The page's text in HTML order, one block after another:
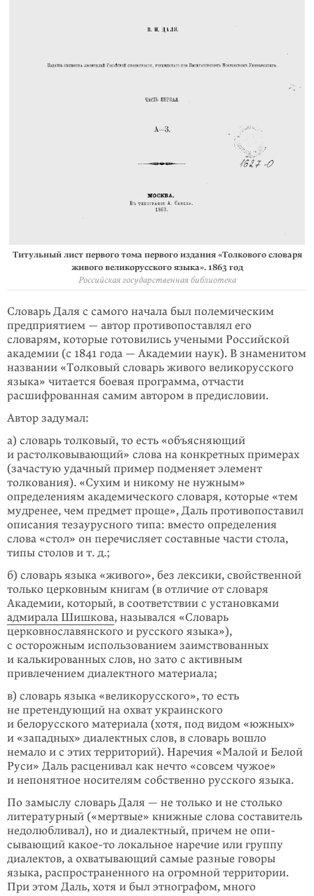
Титульный лист первого тома первого издания «Толкового словаря
живого великорусского языка». 1863 год
Российская государственная библиотека
Словарь Даля с самого начала был полемическим
предприятием — автор противопоставлял его
словарям, которые готовились учеными Российской
академии (с 1841 года — Академии наук). В знаменитом
названии «Толковый словарь живого великорусского
языка» читается боевая программа, отчасти
расшифрованная самим автором в предисловии.
Автор задумал:
а) словарь толковый, то есть «объясняющий
и растолковывающий» слова на конкрет­ных примерах
(зачастую удачный пример подменяет элемент
толкования). «Сухим и никому не нужным»
определениям академического словаря, которые «тем
мудренее, чем предмет проще», Даль противопоставил
описания тезау­русного типа: вместо определения
слова «стол» он перечисляет составные части стола,
типы столов и т. д.;
б) словарь языка «живого», без лексики, свойственной
только церковным книгам (в отличие от словаря
Академии, который, в соответствии с установ­ками
адмирала Шишкова, назывался «Словарь
церковнославянского и русского языка»),
с осторожным использованием заимствованных
и калькированных слов, но зато с активным
привлечением диалектного материала;
в) словарь языка «великорусского», то есть
не претендующий на охват украин­ского
и белорусского материала (хотя, под видом «южных»
и «западных» диа­лектных слов, в словарь вошло
немало и с этих территорий). Наречия «Малой и Белой
Руси» Даль расценивал как нечто «совсем чужое»
и непонятное носителям собственно русского языка.
По замыслу словарь Даля — не только и не столько
литературный («мертвые» книжные слова составитель
недолюбливал), но и диалектный, причем не опи­
сывающий какое-то локальное наречие или группу
диалектов, а охватывающий самые разные говоры
языка, распространенного на огромной территории.
При этом Даль, хотя и был этнографом, много